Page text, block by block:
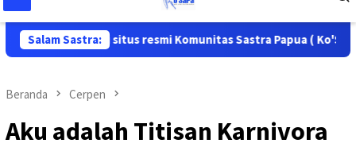
Salam Sastra:
di situs resmi Komunitas Sastra Papua ( Ko'Sapa ) Situs
Beranda Cerpen
Aku adalah Titisan Karnivora